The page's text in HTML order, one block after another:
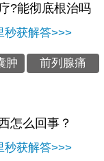
?能彻底根治吗
秒获解答>>>
肿 前列腺痛
怎么回事？
秒获解答>>>